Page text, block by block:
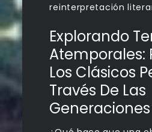
reinterpretación
Explorando
Atemporales:
Los Clásicos
Través De Las
Generaciones